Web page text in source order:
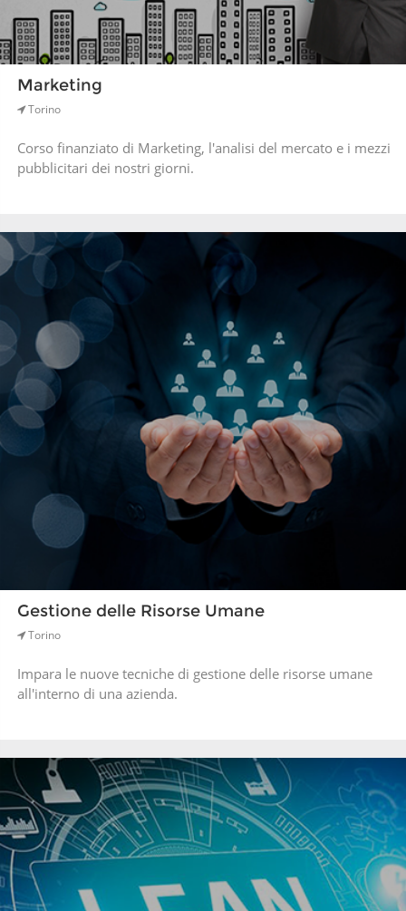
Marketing
Torino
Corso finanziato di Marketing, l'analisi del mercato e i mezzi
pubblicitari dei nostri giorni.
Gestione delle Risorse Umane
Torino
Impara le nuove tecniche di gestione delle risorse umane
all'interno di una azienda.